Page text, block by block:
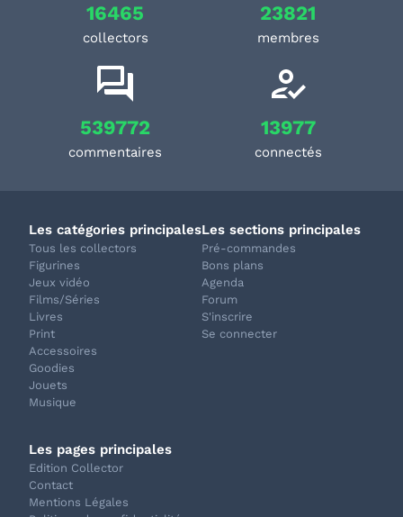
16465
collectors
23821
membres
539772
commentaires
13977
connectés
Les catégories principales
Tous les collectors
Figurines
Jeux vidéo
Films/Séries
Livres
Print
Accessoires
Goodies
Jouets
Musique
Les sections principales
Pré-commandes
Bons plans
Agenda
Forum
S'inscrire
Se connecter
Les pages principales
Edition Collector
Contact
Mentions Légales